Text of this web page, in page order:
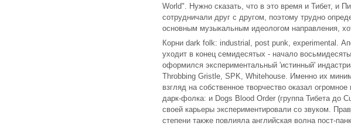
World". Нужно сказать, что в это время и Тибет, и
сотрудничали друг с другом, поэтому трудно
основным музыкальным идеологом направления,
Корни dark folk: industrial, post punk, experimental.
уходит в конец семидесятых - начало
оформился экспериментальный 'истинный'
Throbbing Gristle, SPK, Whitehouse. Именно их
взгляд на собственное творчество оказал
дарк-фолка: и Dogs Blood Order (группа Тибета до
своей карьеры экспериментировали со звуком.
степени также повлияла английская волна пост-